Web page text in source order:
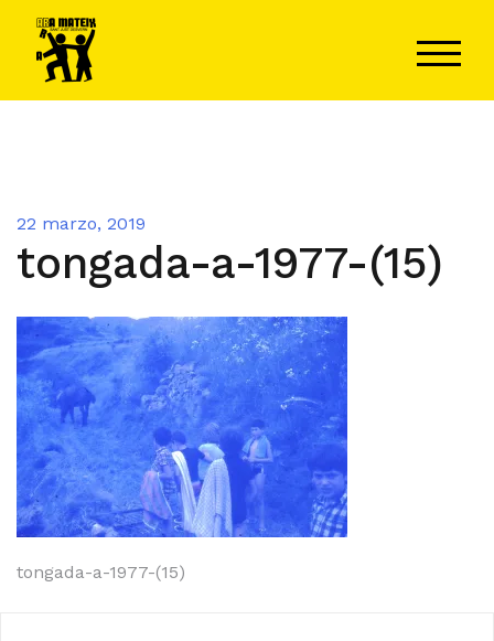
contenido
22 marzo, 2019
tongada-a-1977-(15)
Navegación
tongada-a-1977-(15)